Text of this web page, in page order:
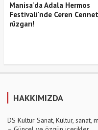
Manisa'da Adala Hermos
Festivali'nde Ceren Cennet
rüzgarı!
HAKKIMIZDA
DS Kültür Sanat, Kültür,